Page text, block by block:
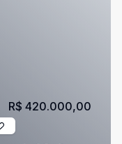
R$ 420.000,00